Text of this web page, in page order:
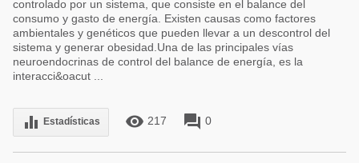
controlado por un sistema, que consiste en el balance del
consumo y gasto de energía. Existen causas como factores
ambientales y genéticos que pueden llevar a un descontrol del
sistema y generar obesidad.Una de las principales vías
neuroendocrinas de control del balance de energía, es la
interacci&oacut ...
equalizer Estadísticas remove_red_eye 217 forum 0